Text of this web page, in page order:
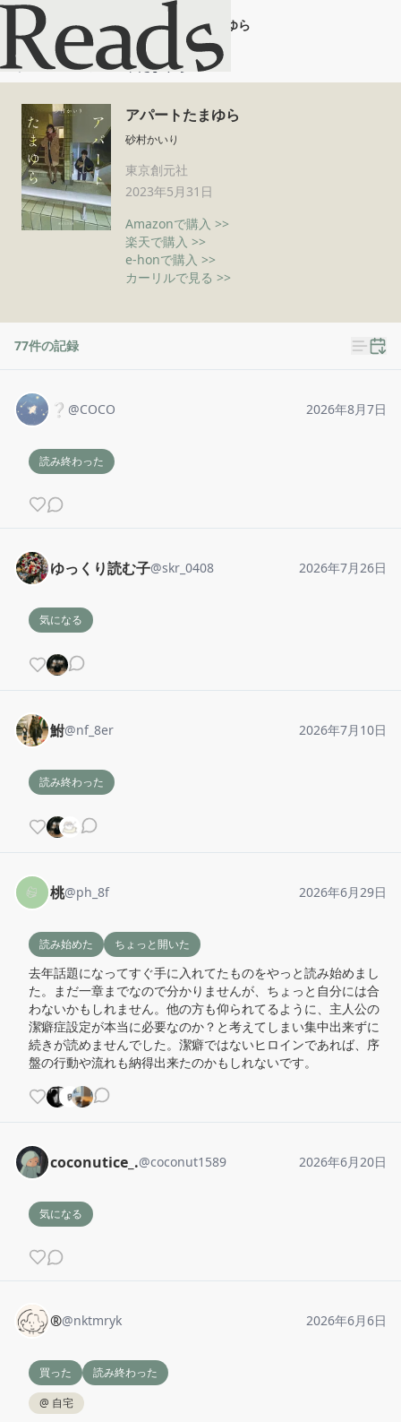
アパートたまゆら
ホーム アパートたまゆら
アパートたまゆら
砂村かいり
東京創元社
2023年5月31日
Amazonで購入 >>
楽天で購入 >>
e-honで購入 >>
カーリルで見る >>
77件の記録
❔ @COCO 2026年8月7日
読み終わった
ゆっくり読む子@skr_0408 2026年7月26日
気になる
鮒@nf_8er 2026年7月10日
読み終わった
桃@ph_8f 2026年6月29日
読み始めた ちょっと開いた
去年話題になってすぐ手に入れてたものをやっと読み始めまし
た。まだ一章までなので分かりませんが、ちょっと自分には合
わないかもしれません。他の方も仰られてるように、主人公の
潔癖症設定が本当に必要なのか？と考えてしまい集中出来ずに
続きが読めませんでした。潔癖ではないヒロインであれば、序
盤の行動や流れも納得出来たのかもしれないです。
coconutice_.@coconut1589 2026年6月20日
気になる
®️@nktmryk 2026年6月6日
買った
読み終わった
@ 自宅